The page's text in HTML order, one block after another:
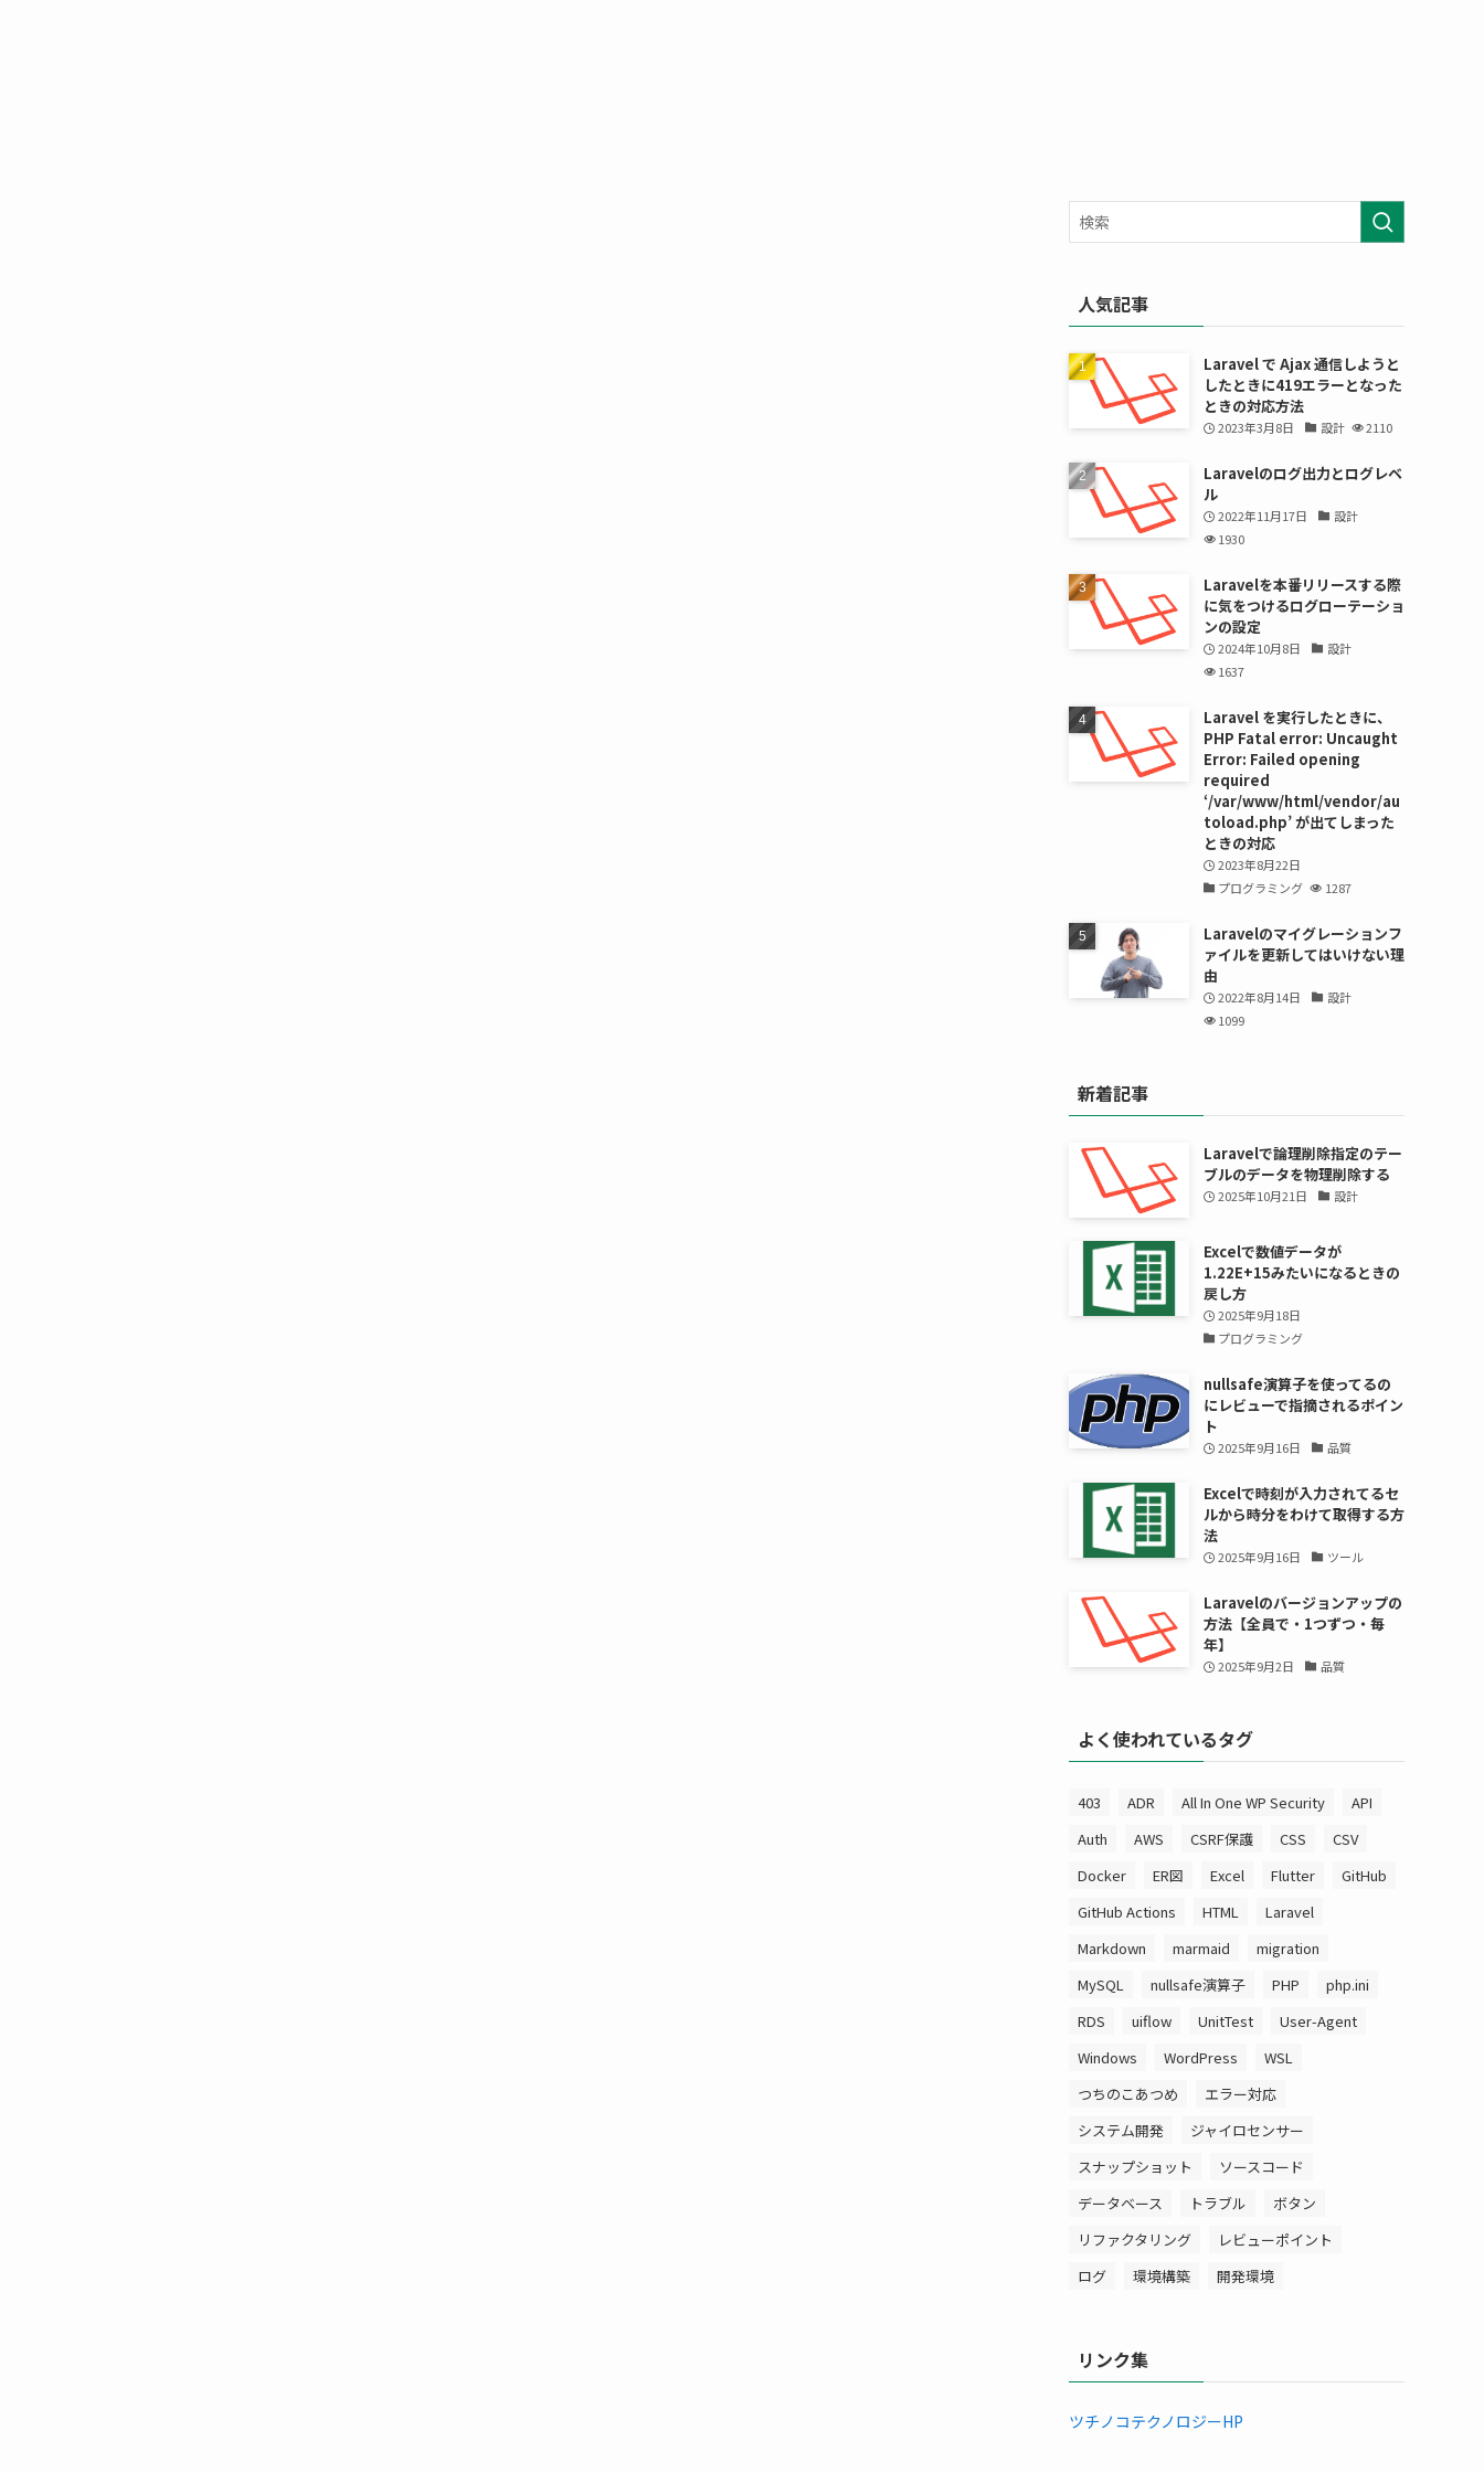
人気記事
Laravel で Ajax 通信しようと
したときに419エラーとなった
ときの対応方法
2023年3月8日 設計 2110
Laravelのログ出力とログレベ
ル
2022年11月17日
設計
1930
Laravelを本番リリースする際
に気をつけるログローテーショ
ンの設定
2024年10月8日
設計
1637
Laravel を実行したときに、
PHP Fatal error: Uncaught
Error: Failed opening
required
‘/var/www/html/vendor/au
toload.php’ が出てしまった
ときの対応
2023年8月22日
プログラミング
1287
Laravelのマイグレーションフ
ァイルを更新してはいけない理
由
2022年8月14日
設計
1099
新着記事
Laravelで論理削除指定のテー
ブルのデータを物理削除する
2025年10月21日 設計
Excelで数値データが
1.22E+15みたいになるときの
戻し方
2025年9月18日
プログラミング
nullsafe演算子を使ってるの
にレビューで指摘されるポイン
ト
2025年9月16日 品質
Excelで時刻が入力されてるセ
ルから時分をわけて取得する方
法
2025年9月16日 ツール
Laravelのバージョンアップの
方法【全員で・1つずつ・毎
年】
2025年9月2日 品質
よく使われているタグ
403 ADR All In One WP Security
API
Auth
AWS CSRF保護 CSS
CSV
Docker
ER図 Excel Flutter
GitHub
GitHub Actions
HTML
Laravel
Markdown
marmaid
migration
MySQL
nullsafe演算子 PHP
php.ini
RDS
uiflow UnitTest
User-Agent
Windows
WordPress
WSL
つちのこあつめ
エラー対応
システム開発
ジャイロセンサー
スナップショット
ソースコード
データベース
トラブル
ボタン
リファクタリング
レビューポイント
ログ
環境構築 開発環境
リンク集
ツチノコテクノロジーHP